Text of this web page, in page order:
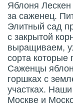
Яблоня
за саженец.
Элитный сад
с закрытой
выращиваем,
сорта
Саженцы
горшках с
участках.
Москве и